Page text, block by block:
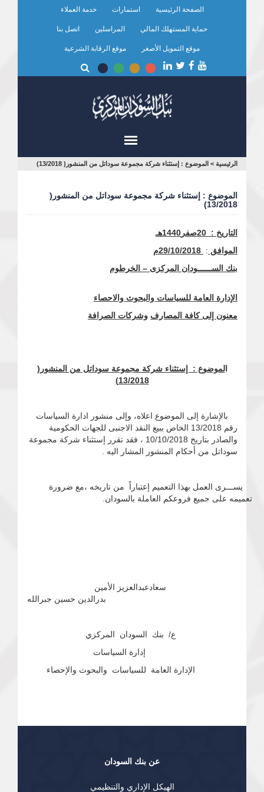
الصفحة الرئيسية استمارات خدمة العملاء
حماية المستهلك المالي المراسلين اتصل بنا
موقع التمويل الأصغر موقع الرقابة الشرعية
أنت
هنا
الرئيسية > الموضوع : إستثناء شركة مجموعة سوداتل من المنشور( 13/2018)
الموضوع : إستثناء شركة مجموعة سوداتل من المنشور(
13/2018)
التاريخ : 20صفر 1440هـ
الموافق :
10/2018م
بنك الســــــودان المركزى – الخرطوم
الإدارة العامة للسياسات والبحوث والاحصاء
معنون إلى كافة المصارف وشركات الصرافة
الموضوع : إستثناء شركة مجموعة سوداتل من المنشور(
13/2018)
بالإشارة إلى الموضوع اعلاه، وإلى منشور ادارة السياسات
رقم 13/2018 الخاص ببيع النقد الاجنبى للجهات الحكومية
والصادر بتاريخ 10/10/2018 ، فقد تقرر إستثناء شركة مجموعة
سوداتل من أحكام المنشور المشار اليه .
يســـرى العمل بهذا التعميم إعتباراً من تاريخه ،مع ضرورة
تعميمه على جميع فروعكم العاملة بالسودان.
سعادعبدالعزيز الأمين
بدرالدين حسين جبرالله
ع/ بنك السودان المركزي
إدارة السياسات
الإدارة العامة للسياسات والبحوث والإحصاء
عن بنك السودان
الهيكل الإداري والتنظيمي